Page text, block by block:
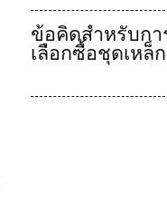
ข้อคิดสำหรับกา
เลือกซื้อชุดเหล็ก